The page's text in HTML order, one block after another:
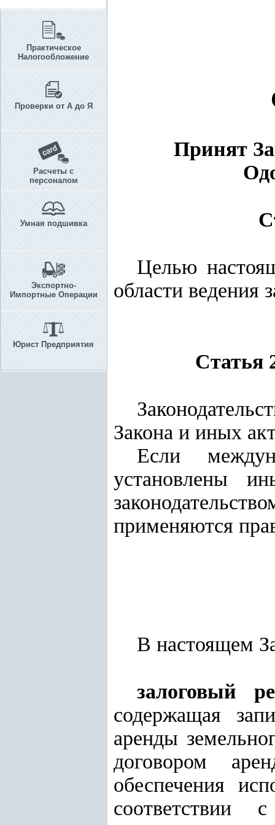
Практическое
Налогообложение
Проверки от А до Я
Расчеты с
персоналом
Умная подшивка
Экспортно-
Импортные Операции
Юрист Предприятия
Принят
Целью
области ведения
Статья
Закона и иных
Если
установлены
применяются
В настоящем
залоговый
содержащая
аренды
договором
обеспечения